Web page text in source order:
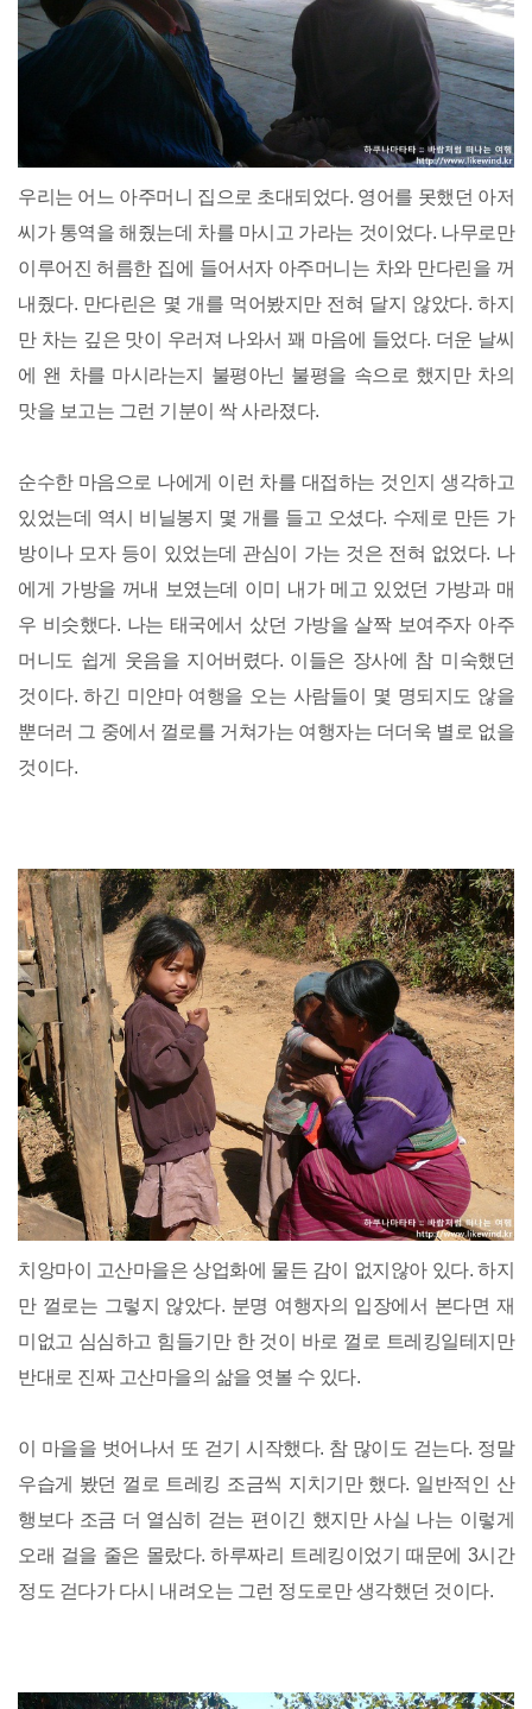
우리는 어느 아주머니 집으로 초대되었다. 영어를 못했던 아저
씨가 통역을 해줬는데 차를 마시고 가라는 것이었다. 나무로만
이루어진 허름한 집에 들어서자 아주머니는 차와 만다린을 꺼
내줬다. 만다린은 몇 개를 먹어봤지만 전혀 달지 않았다. 하지
만 차는 깊은 맛이 우러져 나와서 꽤 마음에 들었다. 더운 날씨
에 왠 차를 마시라는지 불평아닌 불평을 속으로 했지만 차의
맛을 보고는 그런 기분이 싹 사라졌다.
순수한 마음으로 나에게 이런 차를 대접하는 것인지 생각하고
있었는데 역시 비닐봉지 몇 개를 들고 오셨다. 수제로 만든 가
방이나 모자 등이 있었는데 관심이 가는 것은 전혀 없었다. 나
에게 가방을 꺼내 보였는데 이미 내가 메고 있었던 가방과 매
우 비슷했다. 나는 태국에서 샀던 가방을 살짝 보여주자 아주
머니도 쉽게 웃음을 지어버렸다. 이들은 장사에 참 미숙했던
것이다. 하긴 미얀마 여행을 오는 사람들이 몇 명되지도 않을
뿐더러 그 중에서 껄로를 거쳐가는 여행자는 더더욱 별로 없을
것이다.
치앙마이 고산마을은 상업화에 물든 감이 없지않아 있다. 하지
만 껄로는 그렇지 않았다. 분명 여행자의 입장에서 본다면 재
미없고 심심하고 힘들기만 한 것이 바로 껄로 트레킹일테지만
반대로 진짜 고산마을의 삶을 엿볼 수 있다.
이 마을을 벗어나서 또 걷기 시작했다. 참 많이도 걷는다. 정말
우습게 봤던 껄로 트레킹 조금씩 지치기만 했다. 일반적인 산
행보다 조금 더 열심히 걷는 편이긴 했지만 사실 나는 이렇게
오래 걸을 줄은 몰랐다. 하루짜리 트레킹이었기 때문에 3시간
정도 걷다가 다시 내려오는 그런 정도로만 생각했던 것이다.